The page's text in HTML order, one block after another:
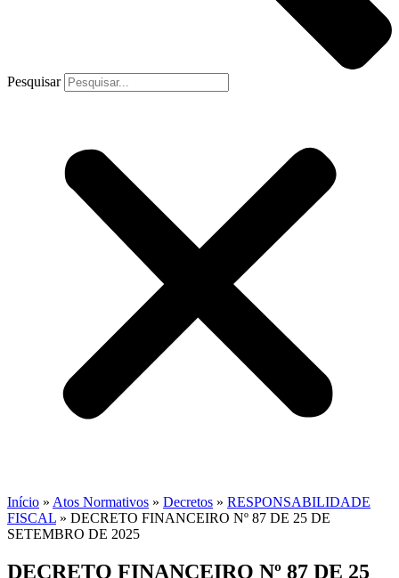
Pesquisar
Início » Atos Normativos » Decretos » RESPONSABILIDADE
FISCAL » DECRETO FINANCEIRO Nº 87 DE 25 DE
SETEMBRO DE 2025
DECRETO FINANCEIRO Nº 87 DE 25